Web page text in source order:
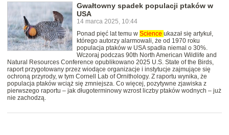
Gwałtowny spadek populacji ptaków w
USA
14 marca 2025, 10:44
Ponad pięć lat temu w Science ukazał się artykuł,
którego autorzy alarmowali, że od 1970 roku
populacja ptaków w USA spadła niemal o 30%.
Wczoraj podczas 90th North American Wildlife and
Natural Resources Conference opublikowano 2025 U.S. State of the Birds,
raport przygotowany przez wiodące organizacje i instytucje zajmujące się
ochroną przyrody, w tym Cornell Lab of Ornithology. Z raportu wynika, że
populacja ptaków wciąż się zmniejsza. Co więcej, pozytywne zjawiska z
pierwszego raportu – jak długoterminowy wzrost liczby ptaków wodnych – już
nie zachodzą.